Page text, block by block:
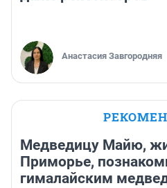
Анастасия Завгородняя
Медведицу Майю,
Приморье,
гималайским